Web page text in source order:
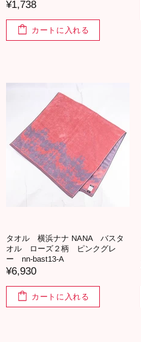
¥1,738
カートに入れる
タオル 横浜ナナ NANA バスタ
オル ローズ２柄 ピンクグレ
ー nn-bast13-A
¥6,930
カートに入れる